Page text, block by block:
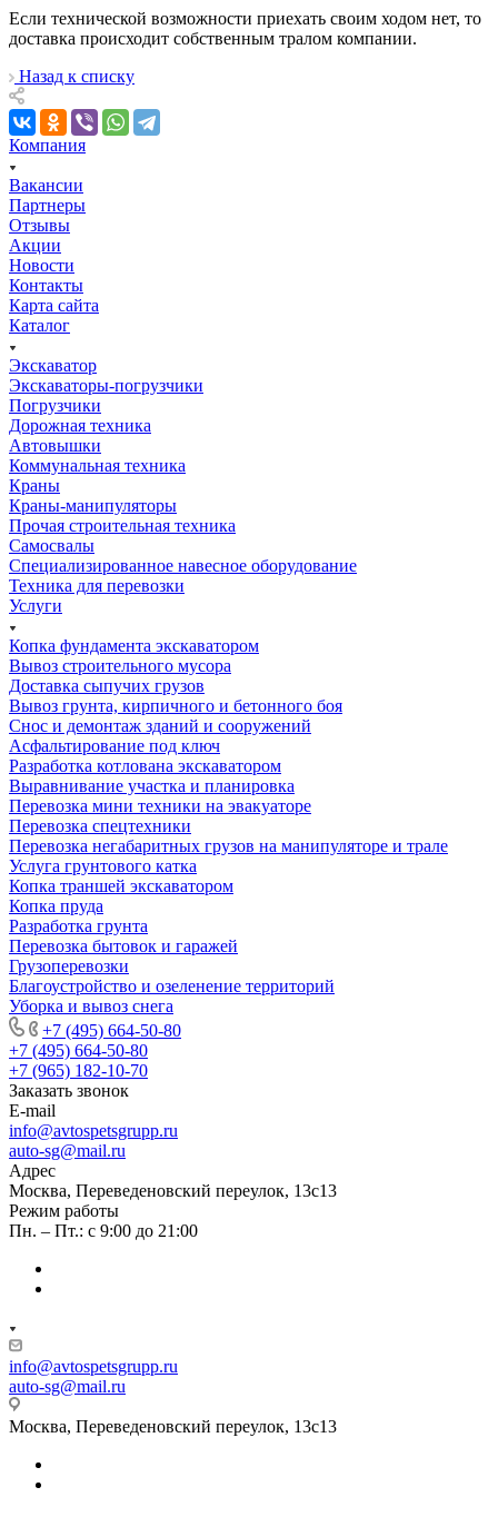
Если технической возможности приехать своим ходом нет, то
доставка проиcходит собственным тралом компании.
Назад к списку
Компания
Вакансии
Партнеры
Отзывы
Акции
Новости
Контакты
Карта сайта
Каталог
Экскаватор
Экскаваторы-погрузчики
Погрузчики
Дорожная техника
Автовышки
Коммунальная техника
Краны
Краны-манипуляторы
Прочая строительная техника
Самосвалы
Специализированное навесное оборудование
Техника для перевозки
Услуги
Копка фундамента экскаватором
Вывоз строительного мусора
Доставка сыпучих грузов
Вывоз грунта, кирпичного и бетонного боя
Снос и демонтаж зданий и сооружений
Асфальтирование под ключ
Разработка котлована экскаватором
Выравнивание участка и планировка
Перевозка мини техники на эвакуаторе
Перевозка спецтехники
Перевозка негабаритных грузов на манипуляторе и трале
Услуга грунтового катка
Копка траншей экскаватором
Копка пруда
Разработка грунта
Перевозка бытовок и гаражей
Грузоперевозки
Благоустройство и озеленение территорий
Уборка и вывоз снега
+7 (495) 664-50-80
+7 (495) 664-50-80
+7 (965) 182-10-70
Заказать звонок
E-mail
info@avtospetsgrupp.ru
auto-sg@mail.ru
Адрес
Москва, Переведеновский переулок, 13с13
Режим работы
Пн. – Пт.: с 9:00 до 21:00
info@avtospetsgrupp.ru
auto-sg@mail.ru
Москва, Переведеновский переулок, 13с13